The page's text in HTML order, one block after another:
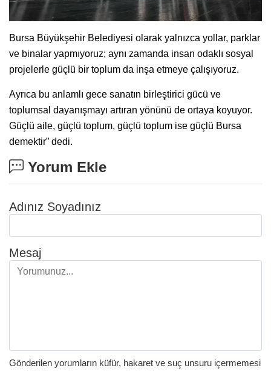
Bursa Büyükşehir Belediyesi olarak yalnızca yollar, parklar
ve binalar yapmıyoruz; aynı zamanda insan odaklı sosyal
projelerle güçlü bir toplum da inşa etmeye çalışıyoruz.
Ayrıca bu anlamlı gece sanatın birleştirici gücü ve
toplumsal dayanışmayı artıran yönünü de ortaya koyuyor.
Güçlü aile, güçlü toplum, güçlü toplum ise güçlü Bursa
demektir” dedi.
Yorum Ekle
Adınız Soyadınız
Mesaj
Gönderilen yorumların küfür, hakaret ve suç unsuru içermemesi